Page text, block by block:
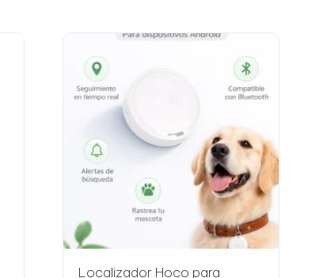
Localizador Hoco para